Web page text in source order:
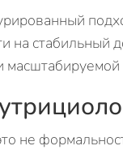
на
масштабируемой
не